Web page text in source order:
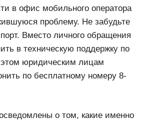
в офис мобильного оператора
проблему. Не забудьте
Вместо личного обращения
в техническую поддержку по
юридическим лицам
по бесплатному номеру 8-
о том, какие именно